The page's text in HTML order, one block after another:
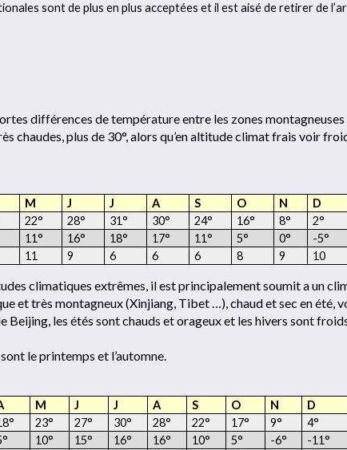
sont de plus en plus acceptées et il est aisé de retirer de
différences de température entre les zones montagneuses
chaudes, plus de 30°, alors qu’en altitude climat frais voir
M J J A S O N
D
22° 28° 31° 30° 24° 16° 8°
2°
11° 16° 18° 17° 11° 5° 0°
-5°
11 9 6 6 6 8 9 10
climatiques extrêmes, il est principalement soumit a un
et très montagneux (Xinjiang, Tibet …), chaud et sec en été,
Beijing, les étés sont chauds et orageux et les hivers sont
le printemps et l’automne.
M J J A S O N
D
23° 27° 30° 28° 22° 17° 9°
4°
10° 15° 16° 16° 10° 5° -6°
-11°